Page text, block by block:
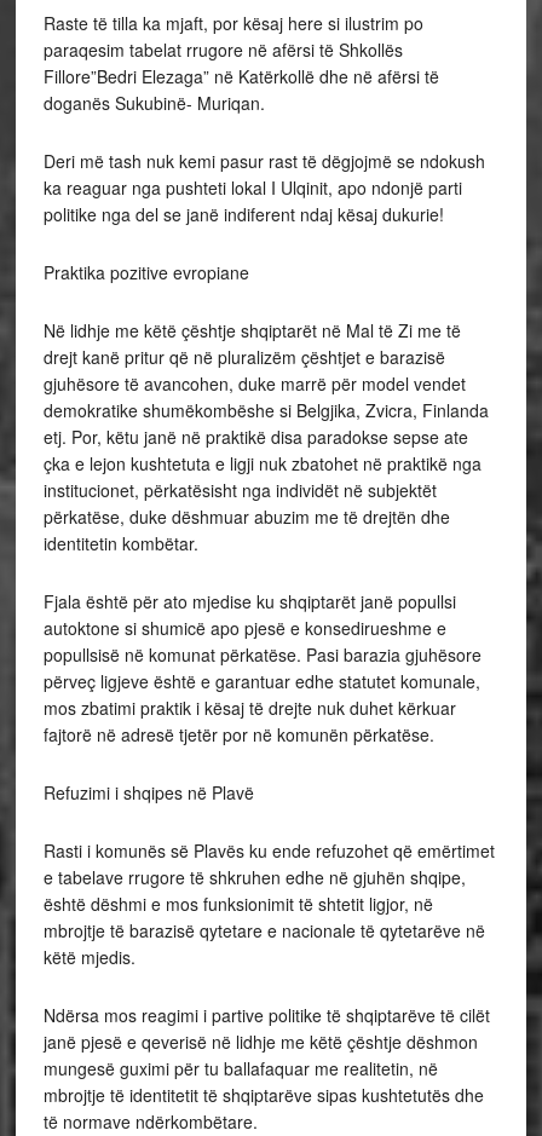
Raste të tilla ka mjaft, por kësaj here si ilustrim po
paraqesim tabelat rrugore në afërsi të Shkollës
Fillore”Bedri Elezaga” në Katërkollë dhe në afërsi të
doganës Sukubinë- Muriqan.
Deri më tash nuk kemi pasur rast të dëgjojmë se ndokush
ka reaguar nga pushteti lokal I Ulqinit, apo ndonjë parti
politike nga del se janë indiferent ndaj kësaj dukurie!
Praktika pozitive evropiane
Në lidhje me këtë çështje shqiptarët në Mal të Zi me të
drejt kanë pritur që në pluralizëm çështjet e barazisë
gjuhësore të avancohen, duke marrë për model vendet
demokratike shumëkombëshe si Belgjika, Zvicra, Finlanda
etj. Por, këtu janë në praktikë disa paradokse sepse ate
çka e lejon kushtetuta e ligji nuk zbatohet në praktikë nga
institucionet, përkatësisht nga individët në subjektët
përkatëse, duke dëshmuar abuzim me të drejtën dhe
identitetin kombëtar.
Fjala është për ato mjedise ku shqiptarët janë popullsi
autoktone si shumicë apo pjesë e konsedirueshme e
popullsisë në komunat përkatëse. Pasi barazia gjuhësore
përveç ligjeve është e garantuar edhe statutet komunale,
mos zbatimi praktik i kësaj të drejte nuk duhet kërkuar
fajtorë në adresë tjetër por në komunën përkatëse.
Refuzimi i shqipes në Plavë
Rasti i komunës së Plavës ku ende refuzohet që emërtimet
e tabelave rrugore të shkruhen edhe në gjuhën shqipe,
është dëshmi e mos funksionimit të shtetit ligjor, në
mbrojtje të barazisë qytetare e nacionale të qytetarëve në
këtë mjedis.
Ndërsa mos reagimi i partive politike të shqiptarëve të cilët
janë pjesë e qeverisë në lidhje me këtë çështje dëshmon
mungesë guximi për tu ballafaquar me realitetin, në
mbrojtje të identitetit të shqiptarëve sipas kushtetutës dhe
të normave ndërkombëtare.